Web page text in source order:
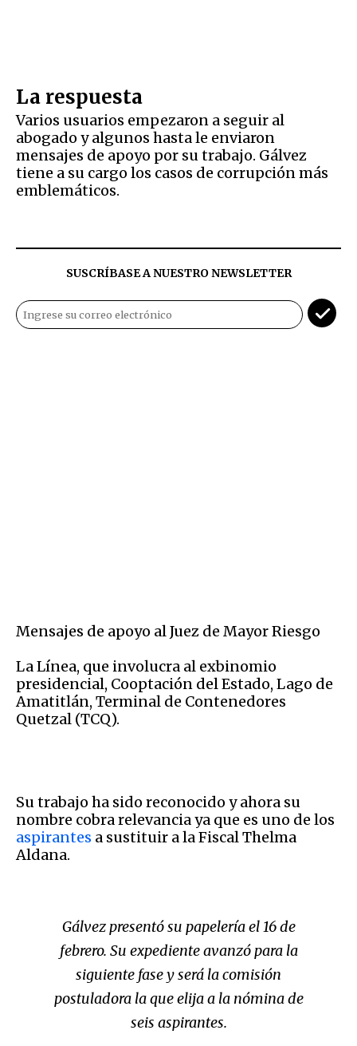
La respuesta
Varios usuarios empezaron a seguir al
abogado y algunos hasta le enviaron
mensajes de apoyo por su trabajo. Gálvez
tiene a su cargo los casos de corrupción más
emblemáticos.
SUSCRÍBASE A NUESTRO NEWSLETTER
Mensajes de apoyo al Juez de Mayor Riesgo
La Línea, que involucra al exbinomio
presidencial, Cooptación del Estado, Lago de
Amatitlán, Terminal de Contenedores
Quetzal (TCQ).
Su trabajo ha sido reconocido y ahora su
nombre cobra relevancia ya que es uno de los
aspirantes a sustituir a la Fiscal Thelma
Aldana.
Gálvez presentó su papelería el 16 de
febrero. Su expediente avanzó para la
siguiente fase y será la comisión
postuladora la que elija a la nómina de
seis aspirantes.